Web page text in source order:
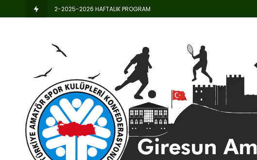
2-2025-2026 HAFTALIK PROGRAM